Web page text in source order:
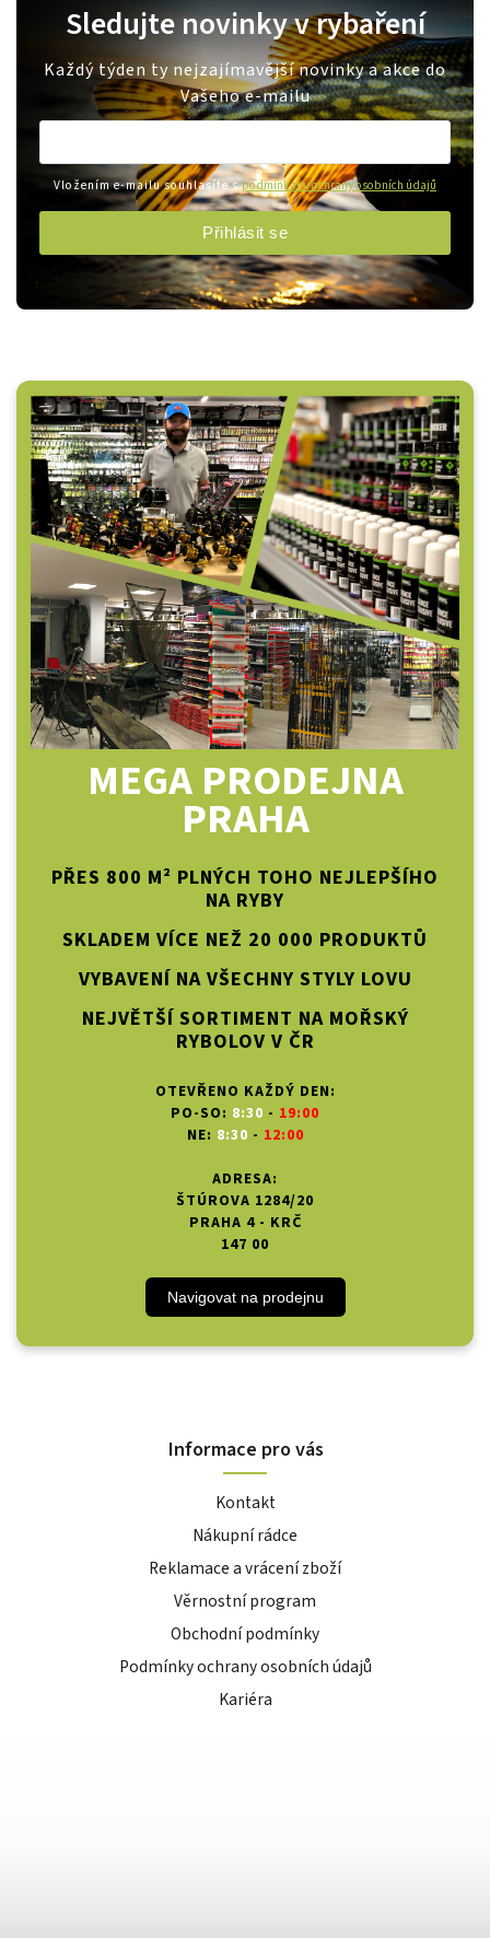
MEGA PRODEJNA
PRAHA
PŘES 800 M² PLNÝCH TOHO NEJLEPŠÍHO
NA RYBY
SKLADEM VÍCE NEŽ 20 000 PRODUKTŮ
VYBAVENÍ NA VŠECHNY STYLY LOVU
NEJVĚTŠÍ SORTIMENT NA MOŘSKÝ
RYBOLOV V ČR
OTEVŘENO KAŽDÝ DEN:
PO-SO: 8:30 - 19:00
NE: 8:30 - 12:00
ADRESA:
ŠTÚROVA 1284/20
PRAHA 4 - KRČ
147 00
Navigovat na prodejnu
Sledujte novinky v rybaření
Každý týden ty nejzajímavější novinky a akce do
Vašeho e-mailu
Vložením e-mailu souhlasíte spodmínkami ochrany osobních údajů
Přihlásit se
Informace pro vás
Kontakt
Nákupní rádce
Reklamace a vrácení zboží
Věrnostní program
Obchodní podmínky
Podmínky ochrany osobních údajů
Kariéra